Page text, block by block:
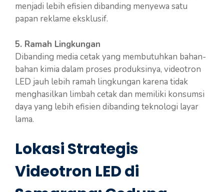
menjadi lebih efisien dibanding menyewa satu
papan reklame eksklusif.
5. Ramah Lingkungan
Dibanding media cetak yang membutuhkan bahan-
bahan kimia dalam proses produksinya, videotron
LED jauh lebih ramah lingkungan karena tidak
menghasilkan limbah cetak dan memiliki konsumsi
daya yang lebih efisien dibanding teknologi layar
lama.
Lokasi Strategis
Videotron LED di